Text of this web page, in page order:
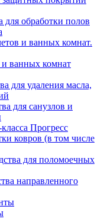
для обработки полов
и ванных комнат.
и ванных комнат
для удаления масла,
для санузлов и
Прогресс
ковров (в том числе
для поломоечных
направленного